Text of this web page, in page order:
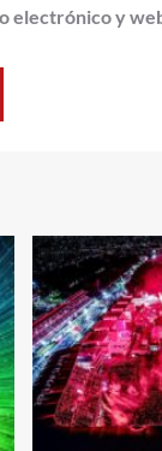
electrónico y